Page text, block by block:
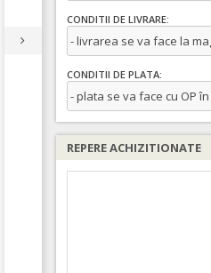
CONDITII DE LIVRARE:
- livrarea se va face la
CONDITII DE PLATA:
- plata se va face cu OP
REPERE ACHIZITIONATE